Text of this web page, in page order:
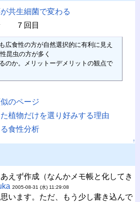
共生細菌で変わる
７回目
広食性の方が自然選択的に有利に見え
昆虫の方が多く
のページ
植物だけを選り好みする理由
食性分析
↑
えず作成（なんかメモ帳と化してき
2005-08-31 (水) 11:29:08
います。ただ、もう少し書き込んで